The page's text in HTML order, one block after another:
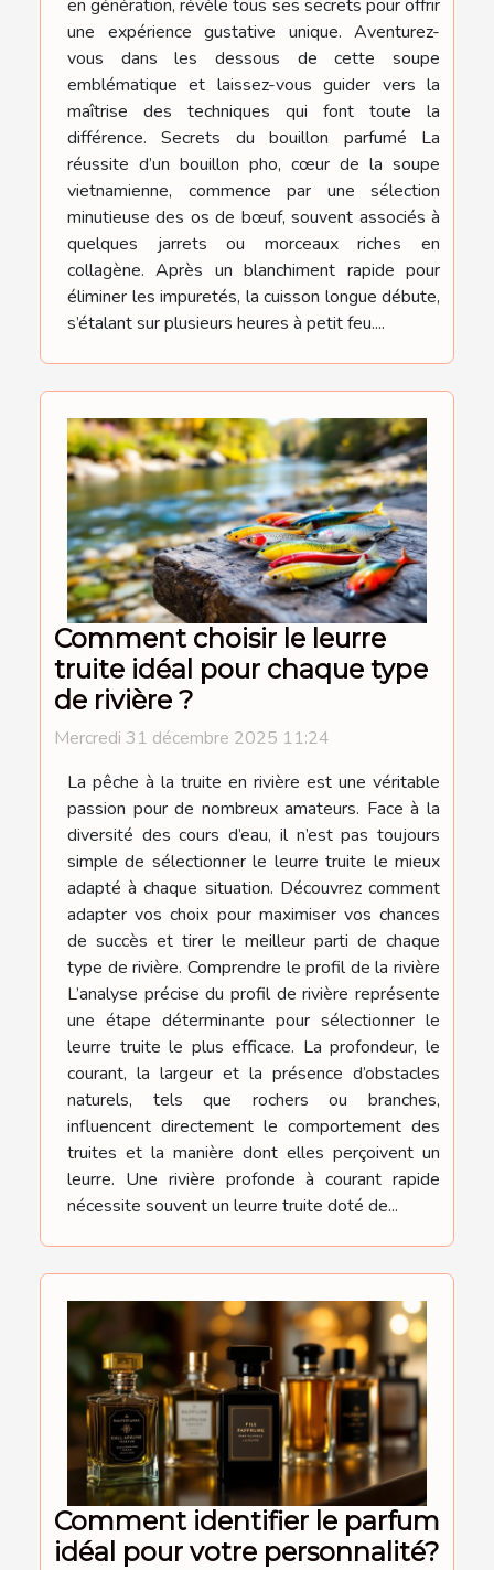
en génération, révèle tous ses secrets pour offrir
une expérience gustative unique. Aventurez-
vous dans les dessous de cette soupe
emblématique et laissez-vous guider vers la
maîtrise des techniques qui font toute la
différence. Secrets du bouillon parfumé La
réussite d’un bouillon pho, cœur de la soupe
vietnamienne, commence par une sélection
minutieuse des os de bœuf, souvent associés à
quelques jarrets ou morceaux riches en
collagène. Après un blanchiment rapide pour
éliminer les impuretés, la cuisson longue débute,
s’étalant sur plusieurs heures à petit feu....
Comment choisir le leurre
truite idéal pour chaque type
de rivière ?
Mercredi 31 décembre 2025 11:24
La pêche à la truite en rivière est une véritable
passion pour de nombreux amateurs. Face à la
diversité des cours d’eau, il n’est pas toujours
simple de sélectionner le leurre truite le mieux
adapté à chaque situation. Découvrez comment
adapter vos choix pour maximiser vos chances
de succès et tirer le meilleur parti de chaque
type de rivière. Comprendre le profil de la rivière
L’analyse précise du profil de rivière représente
une étape déterminante pour sélectionner le
leurre truite le plus efficace. La profondeur, le
courant, la largeur et la présence d’obstacles
naturels, tels que rochers ou branches,
influencent directement le comportement des
truites et la manière dont elles perçoivent un
leurre. Une rivière profonde à courant rapide
nécessite souvent un leurre truite doté de...
Comment identifier le parfum
idéal pour votre personnalité?